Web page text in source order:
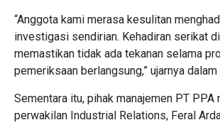
“Anggota kami merasa kesulitan
investigasi sendirian. Kehadiran serikat
memastikan tidak ada tekanan selama
pemeriksaan berlangsung,” ujarnya
Sementara itu, pihak manajemen PT PPA
perwakilan Industrial Relations, Feral